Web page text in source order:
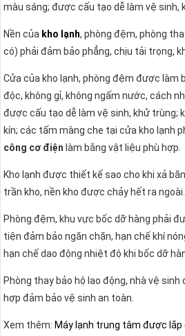
màu sáng; được cấu tạo dễ làm vệ sinh,
Nền của kho lạnh, phòng đệm, phòng
có) phải đảm bảo phẳng, chịu tải trọng,
Cửa của kho lạnh, phòng đệm được làm
độc, không gỉ, không ngấm nước, cách
được cấu tạo dễ làm vệ sinh, khử trùng;
kín; các tấm màng che tại cửa kho lạnh
công cơ điện làm bằng vật liệu phù hợp.
Kho lạnh được thiết kế sao cho khi xả
trần kho, nền kho được chảy hết ra ngoài.
Phòng đệm, khu vực bốc dỡ hàng phải
tiện đảm bảo ngăn chặn, hạn chế khí
hạn chế dao động nhiệt độ khi bốc dỡ
Phòng thay bảo hộ lao động, nhà vệ
hợp đảm bảo vệ sinh an toàn.
Xem thêm: Máy lạnh trung tâm được